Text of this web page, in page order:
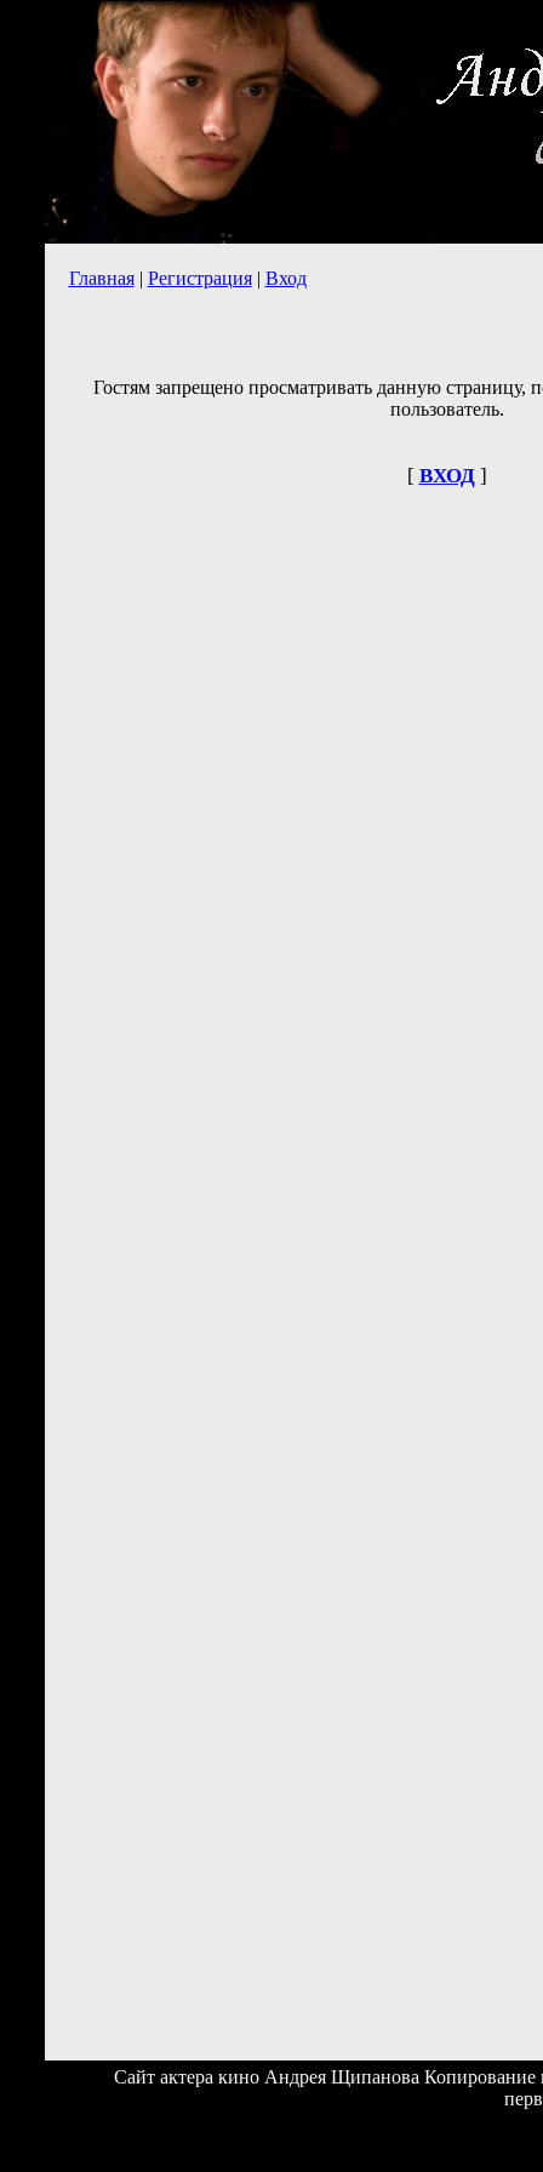
Главная| Регистрация| Вход
Гостям запрещено просматривать данную страницу,
пользователь.
[ ВХОД]
Сайт актера кино Андрея Щипанова Копирование